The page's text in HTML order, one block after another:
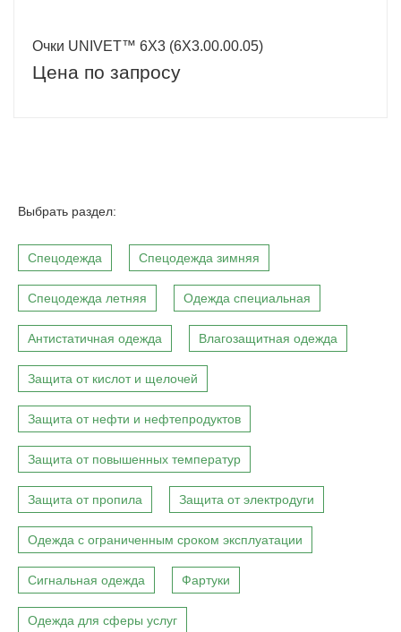
Очки UNIVET™ 6Х3 (6Х3.00.00.05)
Цена по запросу
Выбрать раздел:
Спецодежда Спецодежда зимняя
Спецодежда летняя Одежда специальная
Антистатичная одежда Влагозащитная одежда
Защита от кислот и щелочей
Защита от нефти и нефтепродуктов
Защита от повышенных температур
Защита от пропила Защита от электродуги
Одежда с ограниченным сроком эксплуатации
Сигнальная одежда Фартуки
Одежда для сферы услуг